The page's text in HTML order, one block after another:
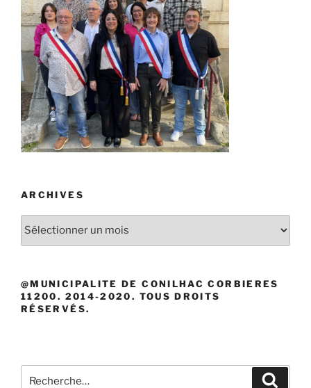
ARCHIVES
@MUNICIPALITE DE CONILHAC CORBIERES
11200. 2014-2020. TOUS DROITS
RÉSERVÉS.